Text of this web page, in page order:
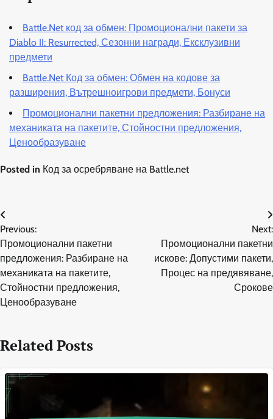
Battle.Net код за обмен: Промоционални пакети за
Diablo II: Resurrected, Сезонни награди, Ексклузивни
предмети
Battle.Net Код за обмен: Обмен на кодове за
разширения, Вътрешноигрови предмети, Бонуси
Промоционални пакетни предложения: Разбиране на
механиката на пакетите, Стойностни предложения,
Ценообразуване
Posted in Код за осребряване на Battle.net
Post
navigation
Previous:
Промоционални пакетни
предложения: Разбиране на
механиката на пакетите,
Стойностни предложения,
Ценообразуване
Next:
Промоционални пакетни
искове: Допустими пакети,
Процес на предявяване,
Срокове
Related Posts